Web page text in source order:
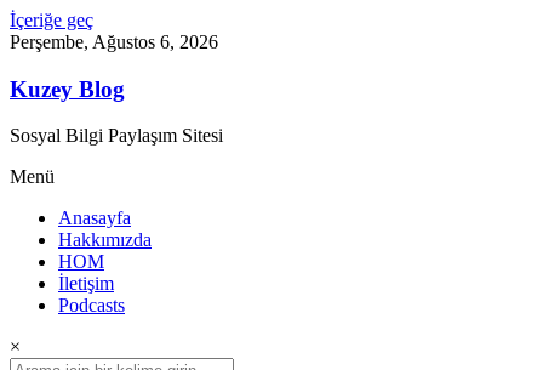
İçeriğe geç
Perşembe, Ağustos 6, 2026
Kuzey Blog
Sosyal Bilgi Paylaşım Sitesi
Menü
Anasayfa
Hakkımızda
HOM
İletişim
Podcasts
×